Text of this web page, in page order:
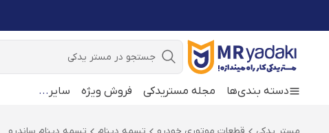
جستجو
دسته بندی‌ها
مجله مستریدکی فروش ویژه سایر ...